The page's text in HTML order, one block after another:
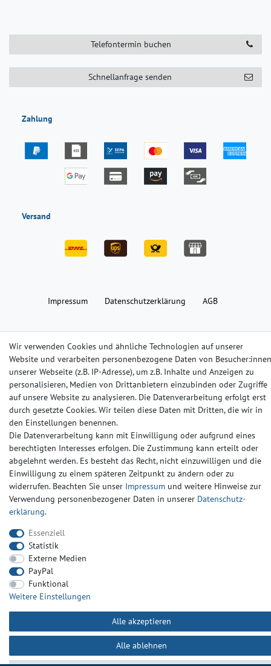
Telefontermin buchen
Schnellanfrage senden
Zahlung
Versand
Impressum Daten­schutz­erklärung AGB
Wir verwenden Cookies und ähnliche Technologien auf unserer
Website und verarbeiten personenbezogene Daten von Besucher:innen
unserer Webseite (z.B. IP-Adresse), um z.B. Inhalte und Anzeigen zu
personalisieren, Medien von Drittanbietern einzubinden oder Zugriffe
auf unsere Website zu analysieren. Die Datenverarbeitung erfolgt erst
durch gesetzte Cookies. Wir teilen diese Daten mit Dritten, die wir in
den Einstellungen benennen.
Die Datenverarbeitung kann mit Einwilligung oder aufgrund eines
berechtigten Interesses erfolgen. Die Zustimmung kann erteilt oder
abgelehnt werden. Es besteht das Recht, nicht einzuwilligen und die
Einwilligung zu einem späteren Zeitpunkt zu ändern oder zu
widerrufen. Beachten Sie unser Impressum und weitere Hinweise zur
Verwendung personenbezogener Daten in unserer Daten­schutz­
erklärung.
Essenziell
Statistik
Externe Medien
PayPal
Funktional
Weitere Einstellungen
Alle akzeptieren
Alle ablehnen
© Copyright 2024-2025 | Alle Rechte vorbehalten.
Widerrufs­recht Widerrufs­formular Impressum
Daten­schutz­erklärung AGB Kontakt